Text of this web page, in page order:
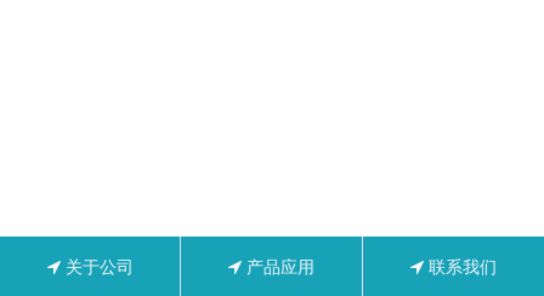
关于公司 产品应用 联系我们